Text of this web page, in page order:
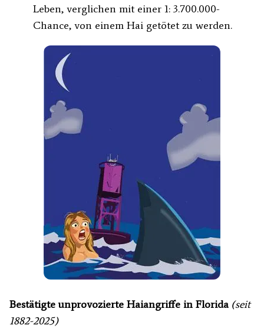
Leben, verglichen mit einer 1: 3.700.000-
Chance, von einem Hai getötet zu werden.
Bestätigte unprovozierte Haiangriffe in Florida (seit
1882-2025)